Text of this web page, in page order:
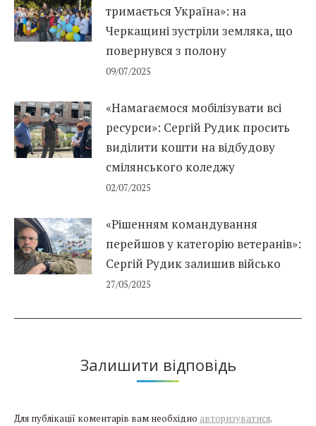
тримається Україна»: на
Черкащині зустріли земляка, що
повернувся з полону
09/07/2025
«Намагаємося мобілізувати всі
ресурси»: Сергій Рудик просить
виділити кошти на відбудову
смілянського коледжу
02/07/2025
«Рішенням командування
перейшов у категорію ветеранів»:
Сергій Рудик залишив військо
27/05/2025
Залишити відповідь
Для публікації коментарів вам необхідно авторизуватися.